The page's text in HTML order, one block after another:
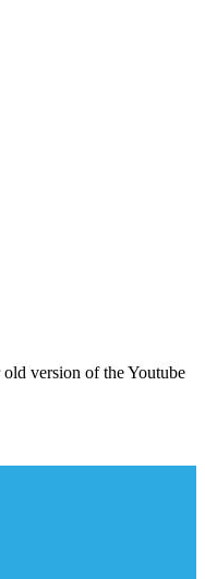
version of the Youtube